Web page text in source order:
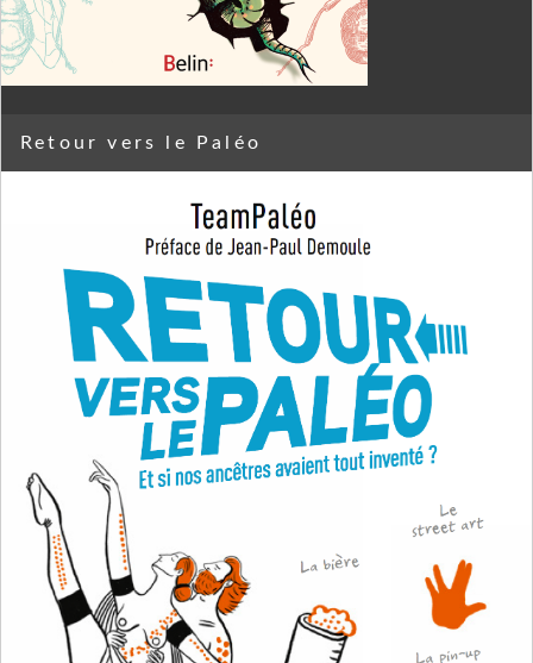
Retour vers le Paléo